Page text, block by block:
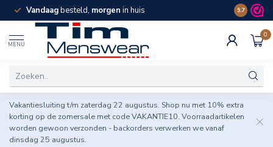
Vandaagbesteld, morgen in huis Spaar
9.7
MENU
0
Vakantiesluiting t/m zaterdag 22 augustus. Shop nu met 10% extra
korting op de zomersale met code VAKANTIE10. Voorraadartikelen
worden gewoon verzonden - backorders verwerken we vanaf
dinsdag 25 augustus.